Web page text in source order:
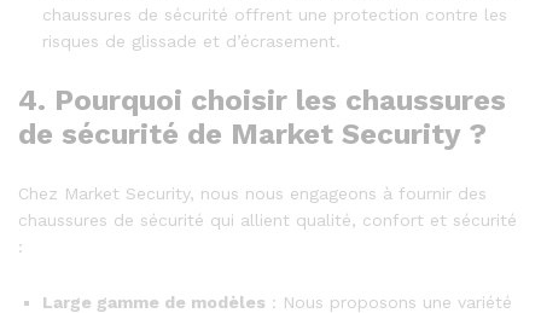
chaussures de sécurité offrent une protection contre les
risques de glissade et d’écrasement.
4. Pourquoi choisir les chaussures
de sécurité de Market Security ?
Chez Market Security, nous nous engageons à fournir des
chaussures de sécurité qui allient qualité, confort et sécurité
:
Large gamme de modèles : Nous proposons une variété